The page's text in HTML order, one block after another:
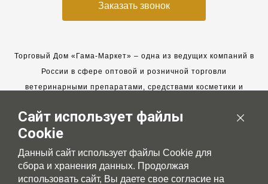
Заказать звонок
Торговый Дом «Гама-Маркет» – одна из ведущих компаний в
России в сфере оптовой и розничной торговли
ветеринарными препаратами, средствами косметики и
Мы работаем с 2005 года. Мы приглашаем к сотрудничеству
новых клиентов и всегда рассчитываем на взаимовыгодные,
долгосрочные партнерские отношения.
Сайт использует файлы
Cookie
Данный сайт использует файлы Cookie для
сбора и хранения данных. Продолжая
использовать сайт, Вы даете свое согласие на